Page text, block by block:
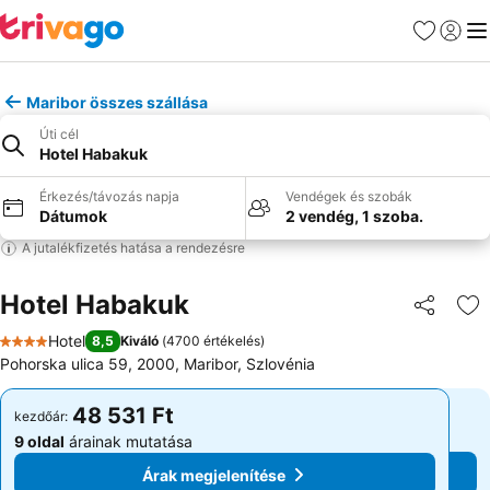
Kedvencek
Maribor összes szállása
Úti cél
Hotel Habakuk
Érkezés/távozás napja
Dátumok
Vendégek és szobák
2 vendég, 1 szoba.
A jutalékfizetés hatása a rendezésre
Hotel Habakuk
4 Kategória
Hotel 8,5 Kiváló (4700 értékelés)
Pohorska ulica 59, 2000, Maribor, Szlovénia
kezdőár: 48 531 Ft
9 oldal árainak mutatása
Árak megjelenítése
kezdőár: 48 531 Ft
9 oldal árainak mutatása
Árak megjelenítése